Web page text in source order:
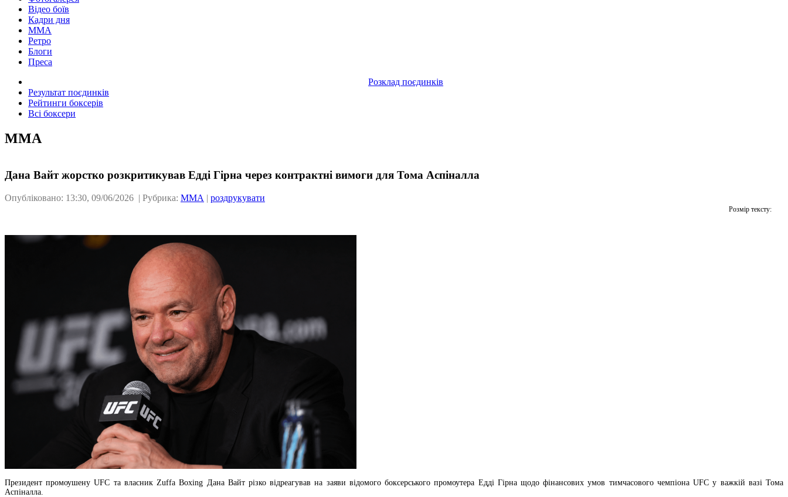
Відео боїв
Кадри дня
ММА
Ретро
Блоги
Преса
Розклад поєдинків
Результат поєдинків
Рейтинги боксерів
Всі боксери
ММА
Дана Вайт жорстко розкритикував Едді Гірна через контрактні вимоги для Тома Аспіналла
Опубліковано: 13:30, 09/06/2026 | Рубрика: ММА | роздрукувати
Розмір тексту:
Президент промоушену UFC та власник Zuffa Boxing Дана Вайт різко відреагував на заяви відомого боксерського промоутера Едді Гірна щодо фінансових умов тимчасового чемпіона UFC у важкій вазі Тома
Аспіналла.